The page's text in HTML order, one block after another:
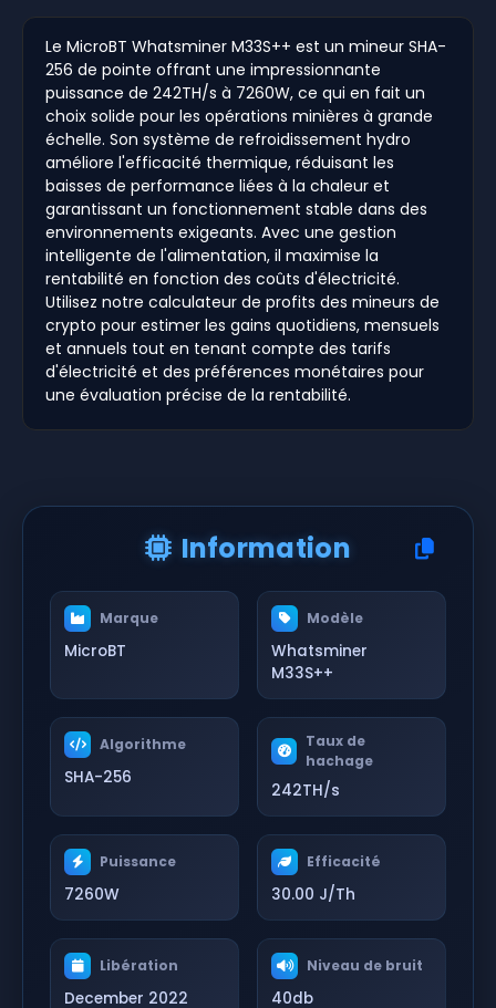
Le MicroBT Whatsminer M33S++ est un mineur SHA-
256 de pointe offrant une impressionnante
puissance de 242TH/s à 7260W, ce qui en fait un
choix solide pour les opérations minières à grande
échelle. Son système de refroidissement hydro
améliore l'efficacité thermique, réduisant les
baisses de performance liées à la chaleur et
garantissant un fonctionnement stable dans des
environnements exigeants. Avec une gestion
intelligente de l'alimentation, il maximise la
rentabilité en fonction des coûts d'électricité.
Utilisez notre calculateur de profits des mineurs de
crypto pour estimer les gains quotidiens, mensuels
et annuels tout en tenant compte des tarifs
d'électricité et des préférences monétaires pour
une évaluation précise de la rentabilité.
Information
Marque
MicroBT
Modèle
Whatsminer
M33S++
Algorithme
SHA-256
Taux de
hachage
242TH/s
Puissance
7260W
Efficacité
30.00 J/Th
Libération
December 2022
Niveau de bruit
40db